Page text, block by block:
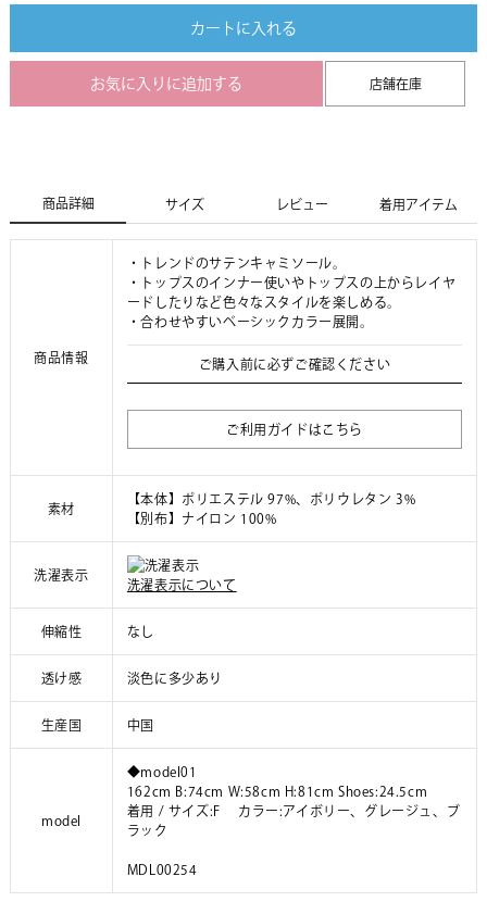
カートに入れる
お気に入りに追加する 店舗在庫
商品詳細 サイズ レビュー 着用アイテム
商品情報
・トレンドのサテンキャミソール。
・トップスのインナー使いやトップスの上からレイヤ
ードしたりなど色々なスタイルを楽しめる。
・合わせやすいベーシックカラー展開。
ご購入前に必ずご確認ください
ご利用ガイドはこちら
素材
【本体】ポリエステル 97%、ポリウレタン 3%
【別布】ナイロン 100%
洗濯表示
洗濯表示について
伸縮性 なし
透け感 淡色に多少あり
生産国 中国
model
◆model01
162cm B:74cm W:58cm H:81cm Shoes:24.5cm
着用 / サイズ:F カラー:アイボリー、グレージュ、ブ
ラック
MDL00254